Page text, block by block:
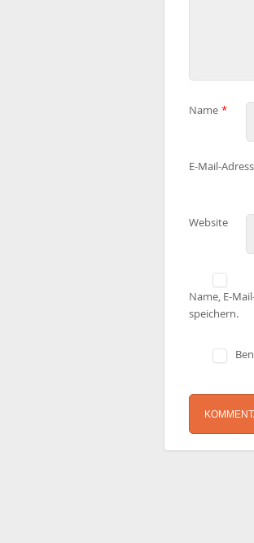
Name *
E-Mail-
Website
Name, E-
speichern.